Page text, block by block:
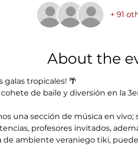
+ 91
About the
galas tropicales! 🌴
de baile y diversión en la
una sección de música en
profesores invitados,
de ambiente veraniego tiki,